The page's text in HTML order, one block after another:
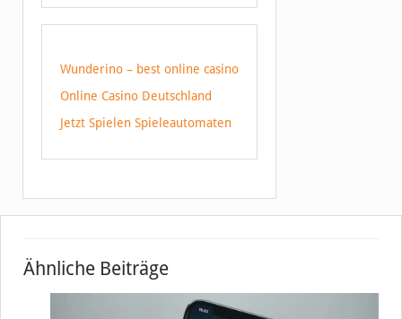
Wunderino – best online casino
Online Casino Deutschland
Jetzt Spielen Spieleautomaten
Ähnliche Beiträge